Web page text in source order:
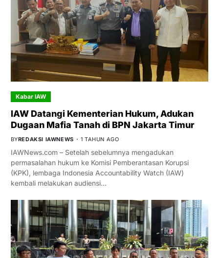
Kabar IAW
IAW Datangi Kementerian Hukum, Adukan
Dugaan Mafia Tanah di BPN Jakarta Timur
BYREDAKSI IAWNEWS 1 TAHUN AGO
IAWNews.com – Setelah sebelumnya mengadukan
permasalahan hukum ke Komisi Pemberantasan Korupsi
(KPK), lembaga Indonesia Accountability Watch (IAW)
kembali melakukan audiensi…